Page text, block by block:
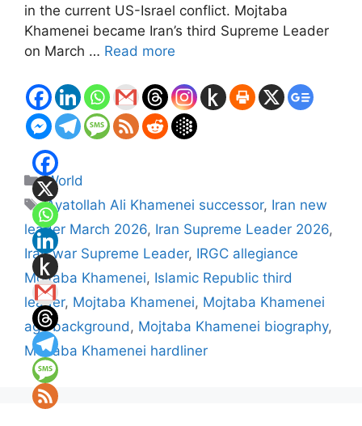
in the current US-Israel conflict. Mojtaba
Khamenei became Iran’s third Supreme Leader
on March … Read more
Categories
World
Tags
Ayatollah Ali Khamenei successor, Iran new
leader March 2026, Iran Supreme Leader 2026,
Iran war Supreme Leader, IRGC allegiance
Mojtaba Khamenei, Islamic Republic third
leader, Mojtaba Khamenei, Mojtaba Khamenei
age background , Mojtaba Khamenei biography,
Mojtaba Khamenei hardliner